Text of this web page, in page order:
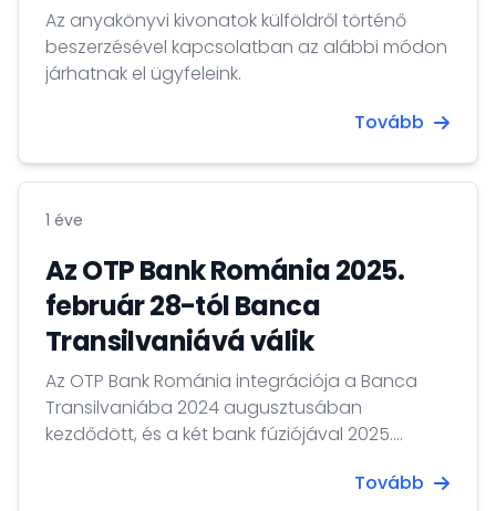
Az anyakönyvi kivonatok külföldről történő
beszerzésével kapcsolatban az alábbi módon
járhatnak el ügyfeleink.
Tovább
1 éve
Az OTP Bank Románia 2025.
február 28-tól Banca
Transilvaniává válik
Az OTP Bank Románia integrációja a Banca
Transilvaniába 2024 augusztusában
kezdődött, és a két bank fúziójával 2025.
Tovább